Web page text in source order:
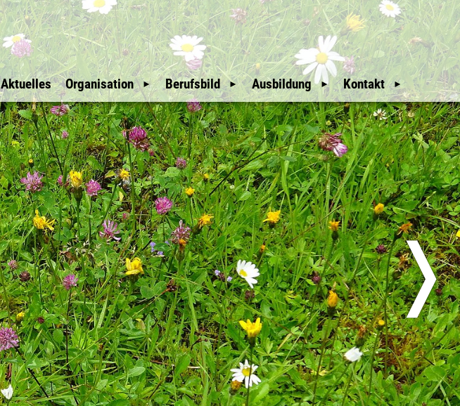
Aktuelles Organisation
Überblick
Vorstand
Vorstandsmitglieder
BFI Vertreter
Rechnungsprüfer
Berufsbild
Wir Waldaufseher
Unsere Geschichte
Ausbildung
Auswahl und
Ausbildung
Kontakt
Waldaufseher Tirols
Überblick
Innsbruck Stadt
Innsbruck Land
Schwaz
Kufstein
Kitzbühel
Osttirol
Imst
Reutte
Landeck
Mitgliederbereich
An- & Abmeldung
Mitglieder
Weitere Hinweise
Downloads
Nützliche Links
Sitemap
Erweiterte Suche
❭